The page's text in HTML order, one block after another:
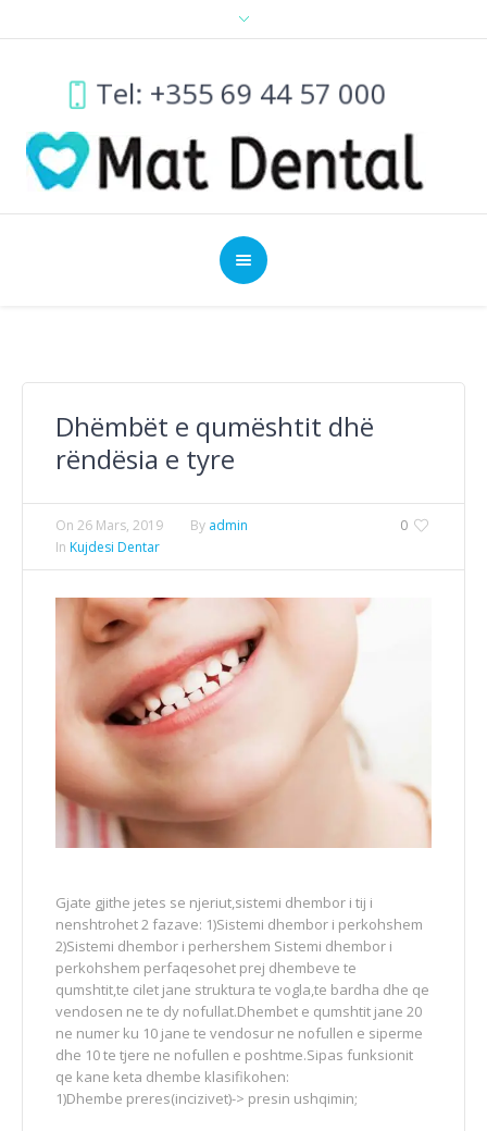
Tel: +355 69 44 57 000
Dhëmbët e qumështit dhë
rëndësia e tyre
0
On 26 Mars, 2019 By admin
In Kujdesi Dentar
Gjate gjithe jetes se njeriut,sistemi dhembor i tij i
nenshtrohet 2 fazave: 1)Sistemi dhembor i perkohshem
2)Sistemi dhembor i perhershem Sistemi dhembor i
perkohshem perfaqesohet prej dhembeve te
qumshtit,te cilet jane struktura te vogla,te bardha dhe qe
vendosen ne te dy nofullat.Dhembet e qumshtit jane 20
ne numer ku 10 jane te vendosur ne nofullen e siperme
dhe 10 te tjere ne nofullen e poshtme.Sipas funksionit
qe kane keta dhembe klasifikohen:
1)Dhembe preres(incizivet)-> presin ushqimin;